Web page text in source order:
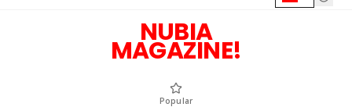
NUBIA
MAGAZINE!
Popular